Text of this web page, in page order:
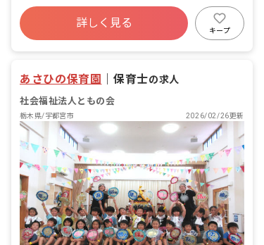
年間休日120日以上
寮・住宅・家賃補助あり
社会保険完備
詳しく見る
キープ
あさひの保育園 ｜保育士の求人
社会福祉法人ともの会
栃木県/宇都宮市 2026/02/26更新